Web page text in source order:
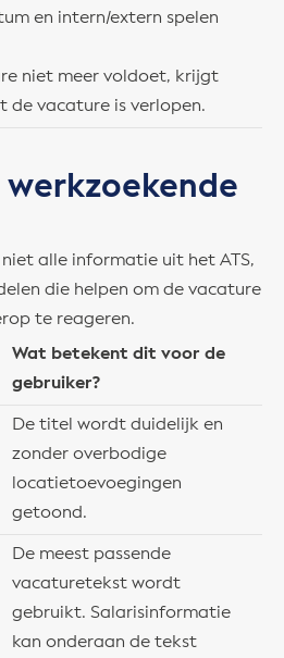
en intern/extern spelen
niet meer voldoet, krijgt
de vacature is verlopen.
alle informatie uit het ATS,
die helpen om de vacature
te reageren.
Wat betekent dit voor de
gebruiker?
De titel wordt duidelijk en
zonder overbodige
locatietoevoegingen
getoond.
De meest passende
vacaturetekst wordt
gebruikt. Salarisinformatie
kan onderaan de tekst